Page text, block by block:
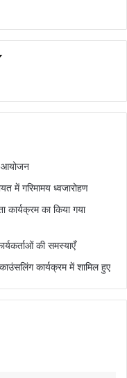
आयोजन
में गरिमामय ध्वजारोहण
का किया गया
की समस्याएँ
कार्यक्रम में शामिल हुए